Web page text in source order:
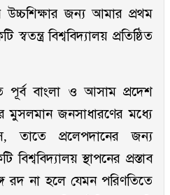
উচ্চশিক্ষার জন্য আমার প্রথম
বিশ্ববিদ্যালয় প্রতিষ্ঠিত
পূর্ব বাংলা ও আসাম প্রদেশ
মুসলমান জনসাধারণের মধ্যে
তাতে প্রলেপদানের জন্য
স্থাপনের প্রস্তাব
রদ না হলে যেমন পরিণতিতে